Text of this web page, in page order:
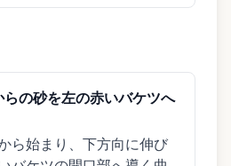
の砂を左の赤いバケツへ
ら始まり、下方向に伸び